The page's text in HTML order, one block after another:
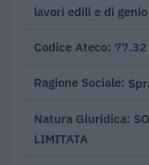
lavori edili e di
Codice Ateco 77.32
Ragione Sociale
Natura Giuridica
LIMITATA